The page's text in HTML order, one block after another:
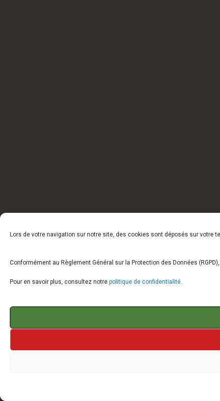
Lors de votre navigation sur notre site, des cookies sont déposés sur votre
Conformément au Règlement Général sur la Protection des Données
Pour en savoir plus, consultez notre politique de confidentialité.